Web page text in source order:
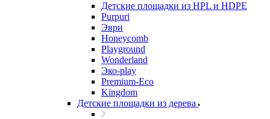
Детские площадки из HPL и HDPE
Purpuri
Эври
Honeycomb
Playground
Wonderland
Эко-play
Premium-Eco
Kingdom
Детские площадки из дерева